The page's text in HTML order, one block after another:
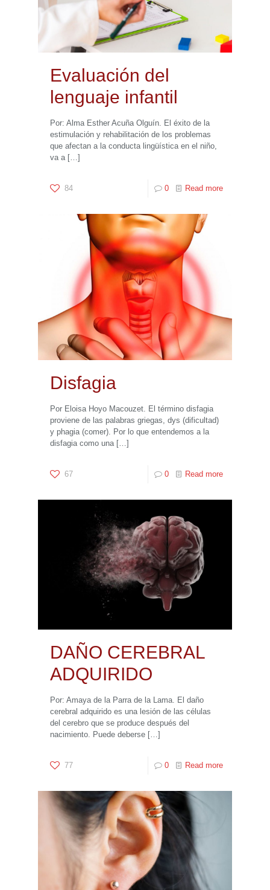
Evaluación del
lenguaje infantil
Por: Alma Esther Acuña Olguín. El éxito de la
estimulación y rehabilitación de los problemas
que afectan a la conducta lingüística en el niño,
va a[…]
84 0 Read more
Disfagia
Por Eloisa Hoyo Macouzet. El término disfagia
proviene de las palabras griegas, dys (dificultad)
y phagia (comer). Por lo que entendemos a la
disfagia como una […]
67 0 Read more
DAÑO CEREBRAL
ADQUIRIDO
Por: Amaya de la Parra de la Lama. El daño
cerebral adquirido es una lesión de las células
del cerebro que se produce después del
nacimiento. Puede deberse […]
77 0 Read more